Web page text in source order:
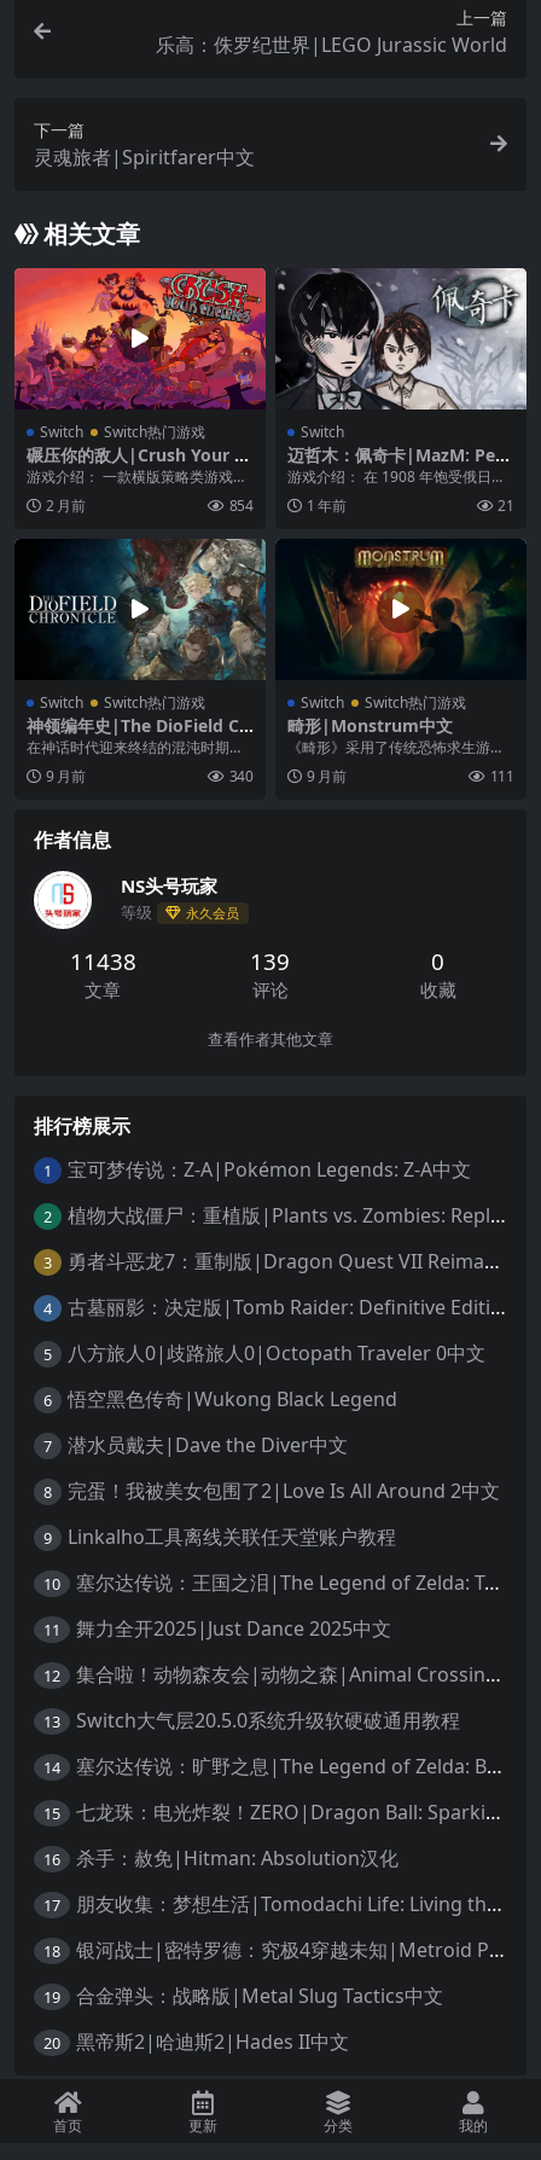
上一篇
乐高：侏罗纪世界|LEGO Jurassic World
下一篇
灵魂旅者|Spiritfarer中文
相关文章
Switch Switch热门游戏
碾压你的敌人|Crush Your E
nemies中文
游戏介绍： 一款横版策略类游戏，
游戏画风卡通，操作简单，你需要
通过各种各样的方法...
2 月前 854
Switch
迈哲木：佩奇卡|MazM: Pech
ka中文
游戏介绍： 在 1908 年饱受俄日战
争战火蹂躏过后的海参崴，见证人
们在满目疮痍...
1 年前 21
Switch Switch热门游戏
神领编年史|The DioField Ch
ronicle中文
在神话时代迎来终结的混沌时期。
人世间动荡不断， 战火不息。 一支
名扬后世的佣兵...
9 月前 340
Switch Switch热门游戏
畸形|Monstrum中文
《畸形》采用了传统恐怖求生游戏
的经典设计，融合了由程序生成的
随机关卡，采用了永久...
9 月前 111
作者信息
NS头号玩家
等级 永久会员
11438
文章
139
评论
0
收藏
查看作者其他文章
排行榜展示
1 宝可梦传说：Z-A|Pokémon Legends: Z-A中文
2 植物大战僵尸：重植版|Plants vs. Zombies: Replanted中文
3 勇者斗恶龙7：重制版|Dragon Quest VII Reimagined中文
4 古墓丽影：决定版|Tomb Raider: Definitive Edition中文
5 八方旅人0|歧路旅人0|Octopath Traveler 0中文
6 悟空黑色传奇|Wukong Black Legend
7 潜水员戴夫|Dave the Diver中文
8 完蛋！我被美女包围了2|Love Is All Around 2中文
9 Linkalho工具离线关联任天堂账户教程
10 塞尔达传说：王国之泪|The Legend of Zelda: Tears of the Kingdom中文
11 舞力全开2025|Just Dance 2025中文
12 集合啦！动物森友会|动物之森|Animal Crossing: New Horizons中文
13 Switch大气层20.5.0系统升级软硬破通用教程
14 塞尔达传说：旷野之息|The Legend of Zelda: Breath of the Wild中文
15 七龙珠：电光炸裂！ZERO|Dragon Ball: Sparking! Zero中文
16 杀手：赦免|Hitman: Absolution汉化
17 朋友收集：梦想生活|Tomodachi Life: Living the Dream中文
18 银河战士|密特罗德：究极4穿越未知|Metroid Prime 4: Beyond中文
19 合金弹头：战略版|Metal Slug Tactics中文
20 黑帝斯2|哈迪斯2|Hades II中文
免责声明：本站资源均源自网络，诺涉及您的版权，知识产权或其他利益，请附
首页 更新 分类 我的